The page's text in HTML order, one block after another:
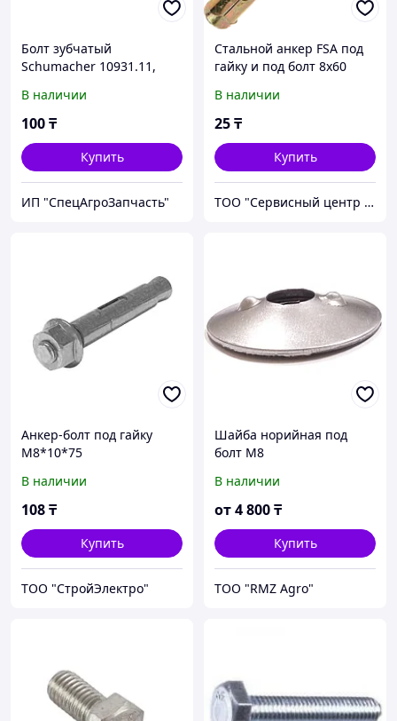
Болт зубчатый
Schumacher 10931.11,
В наличии
100₸
Купить
ИП "СпецАгроЗапчасть"
Стальной анкер FSA под
гайку и под болт 8х60
В наличии
25₸
Купить
ТОО "Сервисный центр БСК"
Анкер-болт под гайку
М8*10*75
В наличии
108₸
Купить
ТОО "СтройЭлектро"
Шайба норийная под
болт М8
В наличии
от4 800₸
Купить
ТОО "RMZ Agro"